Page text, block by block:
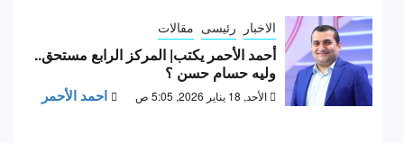
الاخبار رئيسى مقالات
أحمد الأحمر يكتب| المركز الرابع مستحق..
وليه حسام حسن ؟
الأحد, 18 يناير 2026, 5:05 ص احمد الأحمر